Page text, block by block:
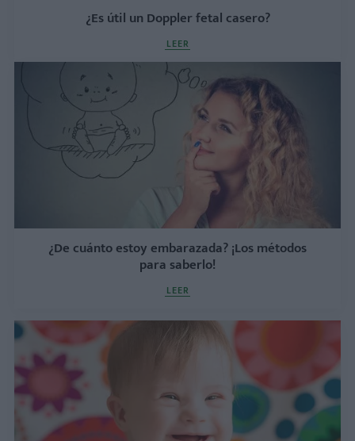
¿Es útil un Doppler fetal casero?
LEER
¿De cuánto estoy embarazada? ¡Los métodos
para saberlo!
LEER